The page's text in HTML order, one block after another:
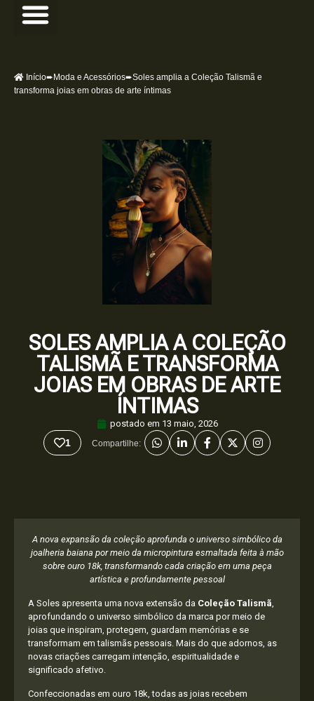
Início➨Moda e Acessórios➨Soles amplia a Coleção Talismã e
transforma joias em obras de arte íntimas
SOLES AMPLIA A COLEÇÃO
TALISMÃ E TRANSFORMA
JOIAS EM OBRAS DE ARTE
ÍNTIMAS
postado em 13 maio, 2026
1 Compartilhe:
A nova expansão da coleção aprofunda o universo simbólico da
joalheria baiana por meio da micropintura esmaltada feita à mão
sobre ouro 18k, transformando cada criação em uma peça
artística e profundamente pessoal
A Soles apresenta uma nova extensão da Coleção Talismã,
aprofundando o universo simbólico da marca por meio de
joias que inspiram, protegem, guardam memórias e se
transformam em talismãs pessoais. Mais do que adornos, as
novas criações carregam intenção, espiritualidade e
significado afetivo.
Confeccionadas em ouro 18k, todas as joias recebem